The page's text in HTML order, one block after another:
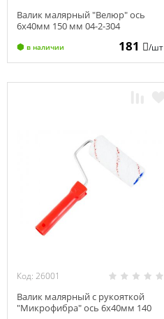
Валик малярный "Велюр" ось
6х40мм 150 мм 04-2-304
в наличии 181 /шт
Код: 26001
Валик малярный с рукояткой
"Микрофибра" ось 6х40мм 140